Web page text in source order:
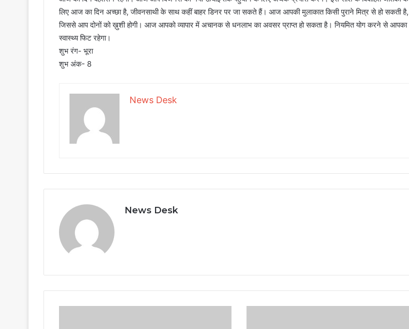
लिए आज का दिन अच्छा है, जीवनसाथी के साथ कहीं बाहर डिनर पर जा सकते हैं। आज आपकी मुलाकात किसी पुराने मित्र से हो सकती है,
जिससे आप दोनों को ख़ुशी होगी। आज आपको व्यापार में अचानक से धनलाभ का अवसर प्राप्त हो सकता है। नियमित योग करने से आपका
स्वास्थ्य फिट रहेगा।
शुभ रंग- भूरा
शुभ अंक- 8
News Desk
News Desk